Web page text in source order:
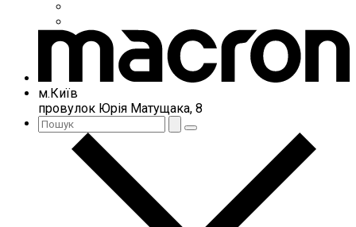
м.Київ
провулок Юрія Матущака, 8